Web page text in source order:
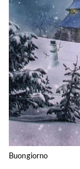
Buongiorno